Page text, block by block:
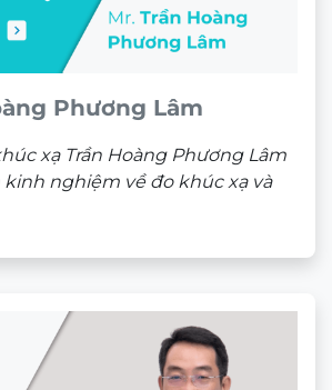
Phương Lâm
xạ Trần Hoàng Phương Lâm
kinh nghiệm về đo khúc xạ và